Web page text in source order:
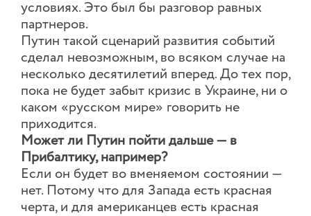
условиях. Это был бы разговор равных
партнеров.
Путин такой сценарий развития событий
сделал невозможным, во всяком случае на
несколько десятилетий вперед. До тех пор,
пока не будет забыт кризис в Украине, ни о
каком «русском мире» говорить не
приходится.
Может ли Путин пойти дальше — в
Прибалтику, например?
Если он будет во вменяемом состоянии —
нет. Потому что для Запада есть красная
черта, и для американцев есть красная